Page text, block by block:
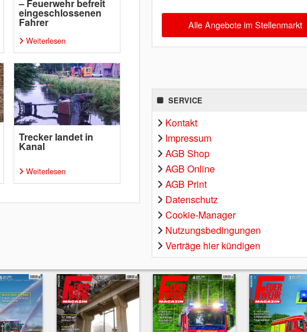
– Feuerwehr befreit
eingeschlossenen
Fahrer
Weiterlesen
Trecker landet in
Kanal
Weiterlesen
Alle Angebote im Stellenmarkt
SERVICE
Kontakt
Impressum
AGB Shop
AGB Online
AGB Print
Datenschutz
Cookie-Manager
Nutzungsbedingungen
Verträge hier kündigen